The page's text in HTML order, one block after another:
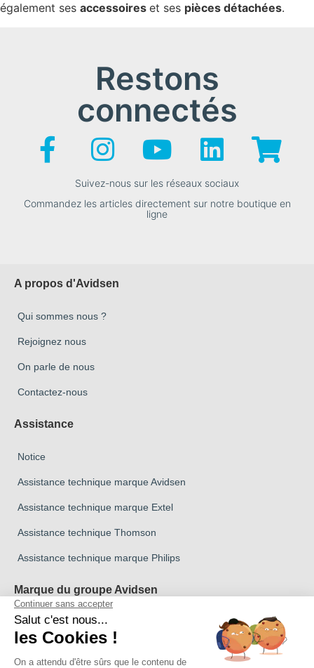
également ses accessoires et ses pièces détachées.
Restons
connectés
Suivez-nous sur les réseaux sociaux
Commandez les articles directement sur notre boutique en
ligne
A propos d'Avidsen
Qui sommes nous ?
Rejoignez nous
On parle de nous
Contactez-nous
Assistance
Notice
Assistance technique marque Avidsen
Assistance technique marque Extel
Assistance technique Thomson
Assistance technique marque Philips
Marque du groupe Avidsen
Marque Avidsen